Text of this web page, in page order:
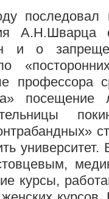
последовал
А.Н.Шварца
и о
профессора
посещение
университет.
курсы,